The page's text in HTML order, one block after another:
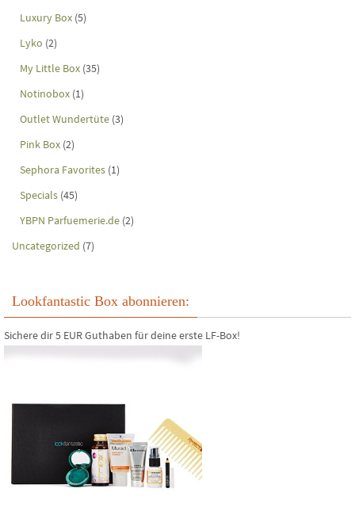
Luxury Box (5)
Lyko (2)
My Little Box (35)
Notinobox (1)
Outlet Wundertüte (3)
Pink Box (2)
Sephora Favorites (1)
Specials (45)
YBPN Parfuemerie.de (2)
Uncategorized (7)
Lookfantastic Box abonnieren:
Sichere dir 5 EUR Guthaben für deine erste LF-Box!